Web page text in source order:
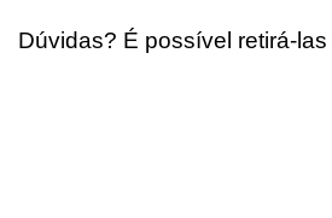
Dúvidas? É possível retirá-las